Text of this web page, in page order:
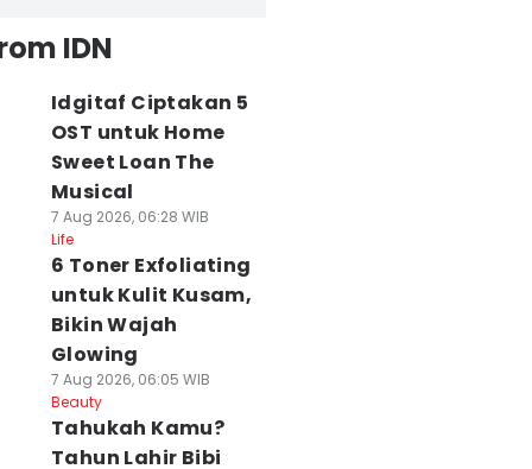
IDN
Idgitaf Ciptakan 5
OST untuk Home
Sweet Loan The
Musical
7 Aug 2026, 06:28 WIB
Life
6 Toner Exfoliating
untuk Kulit Kusam,
Bikin Wajah
Glowing
7 Aug 2026, 06:05 WIB
Beauty
Tahukah Kamu?
Tahun Lahir Bibi